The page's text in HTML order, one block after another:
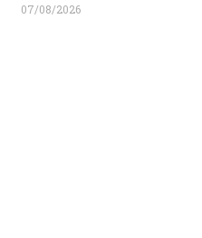
07/08/2026